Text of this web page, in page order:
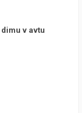
v avtu